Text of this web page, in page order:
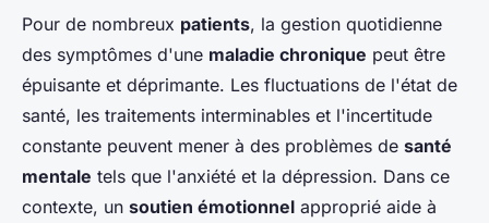
Pour de nombreux patients, la gestion quotidienne
des symptômes d'une maladie chronique peut être
épuisante et déprimante. Les fluctuations de l'état de
santé, les traitements interminables et l'incertitude
constante peuvent mener à des problèmes de santé
mentale tels que l'anxiété et la dépression. Dans ce
contexte, un soutien émotionnel approprié aide à